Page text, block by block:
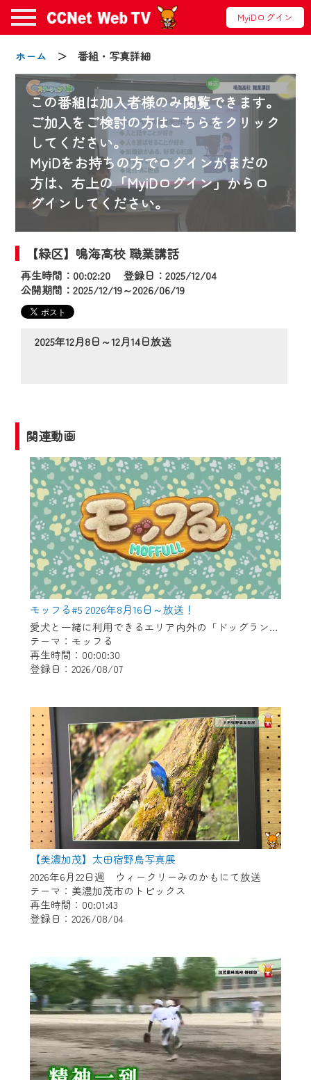
MyiDログイン
ホーム ＞ 番組・写真詳細
この番組は加入者様のみ閲覧できます。
ご加入をご検討の方はこちらをクリック
してください。
MyiDをお持ちの方でログインがまだの
方は、右上の「MyiDログイン」からロ
グインしてください。
【緑区】鳴海高校 職業講話
再生時間：00:02:20 登録日：2025/12/04
公開期間：2025/12/19～2026/06/19
2025年12月8日～12月14日放送
関連動画
モッフる#5 2026年8月16日～放送！
愛犬と一緒に利用できるエリア内外の「ドッグラン」や「ドッグカフェ」、猫にふれあうことのできる「猫カフェ」などペットと楽しめる施設情報をお届けします。 【放送日時】 （月・水）19:00～ （火・木）6:30～ （土）18:00～ （日）9:00～
テーマ：モッフる
再生時間：00:00:30
登録日：2026/08/07
【美濃加茂】太田宿野鳥写真展
2026年6月22日週 ウィークリーみのかもにて放送
テーマ：美濃加茂市のトピックス
再生時間：00:01:43
登録日：2026/08/04
お知らせ
2024/09/02
動画配信サービス『CCNet Web TV』は2024
年9月24日からリニューアルします！
【変更点】
◆デザイン変更により、お住まいの地域
の動画コンテンツが一目瞭然。
◆当社アプリやＰＣブラウザから、いつ
でも・どこでも・外出先でも！
2024年9月24日からはご加入者様へのサー
ビス向上のため、
『CCNet Web TV』を利用いただくには、
一部コンテンツを除き、
CCNetサービスへの加入と『CCNetマイ
ページ※』へのログインが必要となりま
す。
何卒、ご理解ご了承の程よろしくお願い
いたします。
※マイページへのログインには、MyIDが必
要となります。
※MyIDとは、CCNet Web TVを含むCCNetの
各種サービスをご利用頂くためのIDです。
で設定できます。
（GmailやYahooなどのフリーメールアドレ
スでも作成可能です）
※マイページへのログイン・MyIDの新規登
録はこちらから
※CCNetアプリをご利用中の方は引き続き
ご視聴いただけます。
＜メンテナンス情報＞
CCNetWebTVのリニューアルにともないメ
ンテナンス作業を予定しています。
作業の間は、CCNetWebTVの画面が「メン
テナンス中」になり、ご利用いただけませ
ん。
ご不便をおかけいたしますが、ご了承の程
よろしくお願いいたします。